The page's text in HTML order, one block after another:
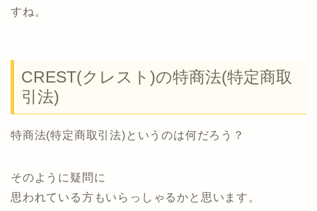
すね。
CREST(クレスト)の特商法(特定商取
引法)
特商法(特定商取引法)というのは何だろう？
そのように疑問に
思われている方もいらっしゃるかと思います。